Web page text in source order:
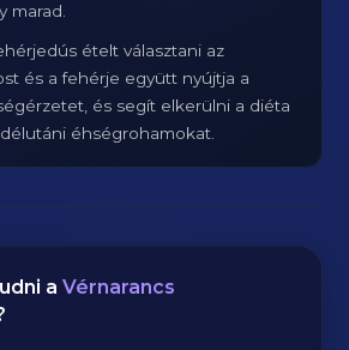
marad.
ételt választani az
és a fehérje együtt nyújtja a
és segít elkerülni a diéta
éhségrohamokat.
aVérnarancs